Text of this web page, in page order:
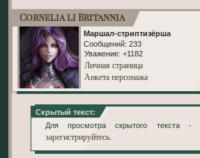
Cornelia li Britannia
Маршал-стриптизёрша
Сообщений: 233
Уважение: +1182
Личная страница
Анкета персонажа
Скрытый текст:
Для просмотра скрытого текста -
зарегистрируйтесь.